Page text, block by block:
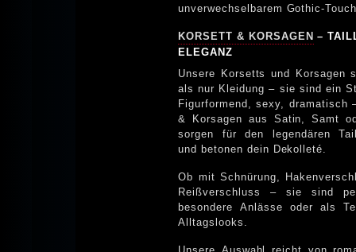
unverwechselbarem Gothic-Touch.
KORSETT & KORSAGEN –
ELEGANZ
Unsere Korsetts und Korsagen
als nur Kleidung – sie sind ein
Figurformend, sexy, dramatisch
& Korsagen aus Satin, Samt
sorgen für den legendären
und betonen dein Dekolleté.
Ob mit Schnürung,
Reißverschluss – sie sind
besondere Anlässe oder als
Alltagslooks.